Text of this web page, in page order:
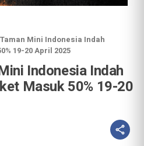
Mini Indonesia Indah
19-20 April 2025
Indonesia Indah
Masuk 50% 19-20